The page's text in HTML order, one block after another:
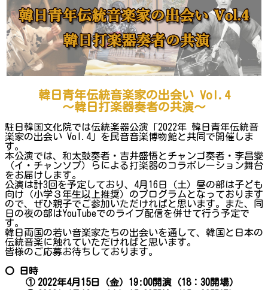
韓日青年伝統音楽家の出会い Vol.4
～韓日打楽器奏者の共演～
駐日韓国文化院では伝統楽器公演「2022年 韓日青年伝統音
楽家の出会い Vol.4」を民音音楽博物館と共同で開催しま
す。
本公演では、和太鼓奏者・吉井盛悟とチャンゴ奏者・李昌燮
（イ・チャンソプ）らによる打楽器のコラボレーション舞台
をお届けします。
公演は計3回を予定しており、4月16日（土）昼の部は子ども
向け（小学３年生以上推奨）のプログラムとなっております
ので、ぜひ親子でご参加いただければと思います。また、同
日の夜の部はYouTubeでのライブ配信を併せて行う予定で
す。
韓日両国の若い音楽家たちの出会いを通して、韓国と日本の
伝統音楽に触れていただければと思います。
皆様のご応募お待ちしております。
〇 日時
① 2022年4月15日（金）19:00開演（18：30開場）